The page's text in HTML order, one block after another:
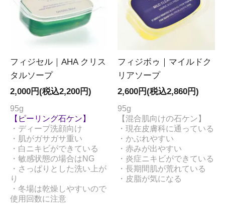
フィジセル｜AHA クリス
タルソープ
2,000円(税込2,200円)
95g
【ピーリング石ケン】
・ディープ洗顔向け
・肌がガサガサ重い
・白ニキビができている
・敏感状態の場合はNG
・さっぱりとした洗い上が
り
・冬場は乾燥しやすいので
使用回数に注意
フィジボゥ｜マイルドク
リアソープ
2,600円(税込2,860円)
95g
【混合肌向けの石ケン】
・現在皮膚科に通っている
・かぶれやすい
・赤みが出やすい
・炎症ニキビができている
・長期間肌が荒れている
・皮脂が気になる